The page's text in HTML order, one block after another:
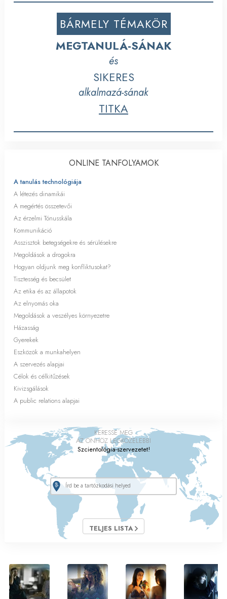
BÁRMELY TÉMAKÖR
MEGTANULÁ-SÁNAK
és
SIKERES
alkalmazá-sának
TITKA
ONLINE TANFOLYAMOK
A tanulás technológiája
A létezés dinamikái
A megértés összetevői
Az érzelmi Tónusskála
Kommunikáció
Asszisztok betegségekre és sérülésekre
Megoldások a drogokra
Hogyan oldjunk meg konfliktusokat?
Tisztesség és becsület
Az etika és az állapotok
Az elnyomás oka
Megoldások a veszélyes környezetre
Házasság
Gyerekek
Eszközök a munkahelyen
A szervezés alapjai
Célok és célkitűzések
Kivizsgálások
A public relations alapjai
KERESSE MEG
AZ ÖNHÖZ LEGKÖZELEBBI
Szcientológia-szervezetet!
TELJES LISTA